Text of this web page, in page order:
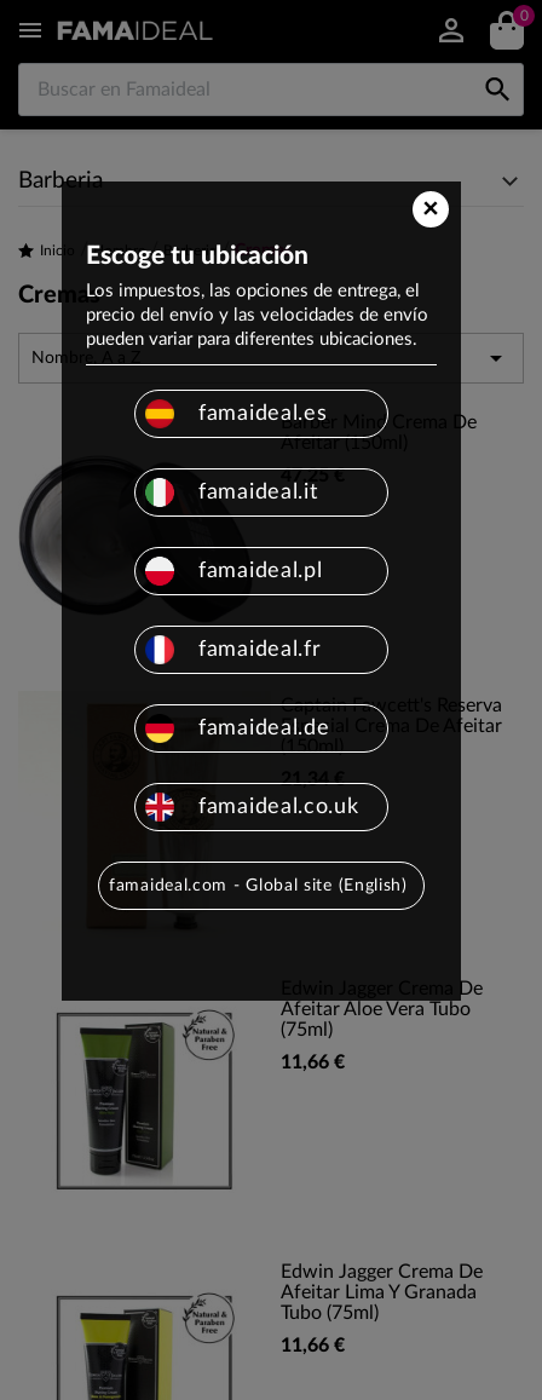
 0

Barberia
Inicio Hombre Barberia Cremas
Cremas
Nombre, A a Z 
Barber Mind Crema De
Afeitar (150ml)
47,25 €
Captain Fawcett's Reserva
Especial Crema De Afeitar
21,34 €
Edwin Jagger Crema De
Afeitar Aloe Vera Tubo
(75ml)
11,66 €
Edwin Jagger Crema De
Afeitar Lima Y Granada
Tubo (75ml)
11,66 €
×
Escoge tu ubicación
Los impuestos, las opciones de entrega, el
precio del envío y las velocidades de envío
pueden variar para diferentes ubicaciones.
famaideal.es
famaideal.it
famaideal.pl
famaideal.fr
famaideal.de
famaideal.co.uk
famaideal.com - Global site (English)